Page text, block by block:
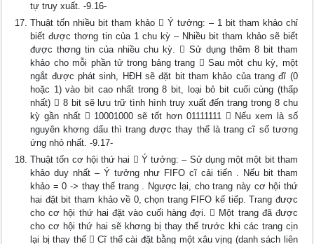
tự truy xuất. -9.16-
Thuật tốn nhiều bit tham khảo  Ý tưởng: – 1 bit tham khảo chỉ
biết được thơng tin của 1 chu kỳ – Nhiều bit tham khảo sẽ biết
được thơng tin của nhiều chu kỳ.  Sử dụng thêm 8 bit tham
khảo cho mỗi phần tử trong bảng trang  Sau một chu kỳ, một
ngắt được phát sinh, HĐH sẽ đặt bit tham khảo của trang đĩ (0
hoặc 1) vào bit cao nhất trong 8 bit, loại bỏ bit cuối cùng (thấp
nhất)  8 bit sẽ lưu trữ tình hình truy xuất đến trang trong 8 chu
kỳ gần nhất  10001000 sẽ tốt hơn 01111111  Nếu xem là số
nguyên khơng dấu thì trang được thay thế là trang cĩ số tương
ứng nhỏ nhất. -9.17-
Thuật tốn cơ hội thứ hai  Ý tưởng: – Sử dụng một một bit tham
khảo duy nhất – Ý tưởng như FIFO cĩ cải tiến . Nếu bit tham
khảo = 0 -> thay thế trang . Ngược lại, cho trang này cơ hội thứ
hai đặt bit tham khảo về 0, chọn trang FIFO kế tiếp. Trang được
cho cơ hội thứ hai đặt vào cuối hàng đợi.  Một trang đã được
cho cơ hội thứ hai sẽ khơng bị thay thế trước khi các trang cịn
lại bị thay thế  Cĩ thể cài đặt bằng một xâu vịng (danh sách liên